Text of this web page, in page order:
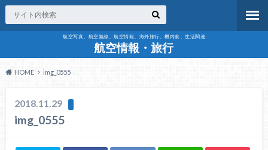
航空写真、航空無線、航空情報、海外旅行、機内食、生活関連
航空情報・旅行
HOME img_0555
2018.11.29
img_0555